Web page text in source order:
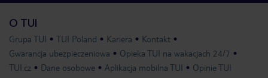
O TUI
Grupa TUI TUI Poland Kariera
Kontakt
Gwarancja ubezpieczeniowa
Opieka TUI na wakacjach 24/7
TUI.cz
Dane osobowe Aplikacja mobilna TUI Opinie TUI